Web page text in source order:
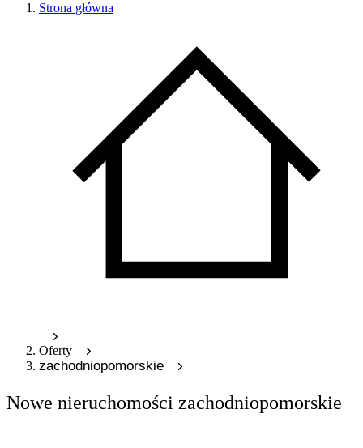
Strona główna
Oferty
zachodniopomorskie
Nowe nieruchomości zachodniopomorskie